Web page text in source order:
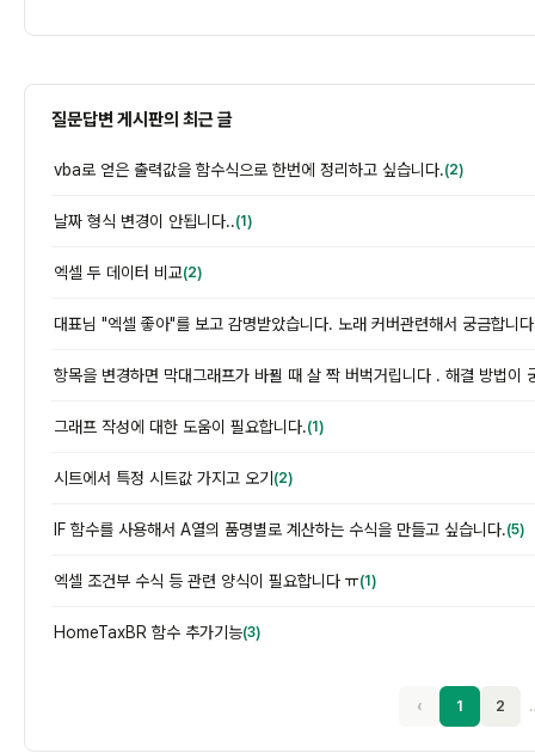
질문답변 게시판의 최근 글
vba로 얻은 출력값을 함수식으로 한번에 정리하고 싶습니다.(2)
날짜 형식 변경이 안됩니다..(1)
엑셀 두 데이터 비교(2)
대표님 "엑셀 좋아"를 보고 감명받았습니다. 노래 커버관련해서 궁금합니
항목을 변경하면 막대그래프가 바뀔 때 살 짝 버벅거립니다 . 해결 방법이
그래프 작성에 대한 도움이 필요합니다.(1)
시트에서 특정 시트값 가지고 오기 (2)
IF 함수를 사용해서 A열의 품명별로 계산하는 수식을 만들고 싶습니다.(5)
엑셀 조건부 수식 등 관련 양식이 필요합니다 ㅠ(1)
HomeTaxBR 함수 추가기능(3)
‹ 1 2